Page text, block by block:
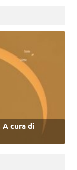
A cura di